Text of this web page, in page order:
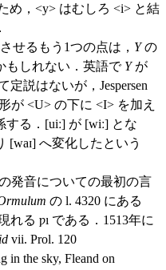
め，<y> はむしろ <i> と結
せるもう1つの点は， Yの
もしれない．英語で Yが
定説はないが，Jespersen
が <U> の下に <I> を加え
る．[uiː] が [wiː] とな
[waɪ] へ変化したという
発音についての最初の言
の l. 4320 にある
れる ƿı である．1513年に
vii. Prol. 120
in the sky, Fleand on